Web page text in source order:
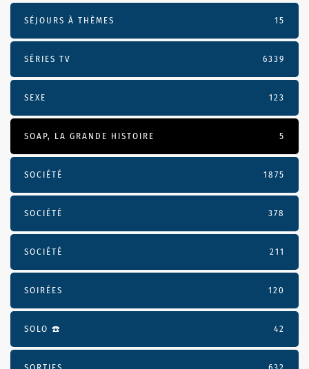
SÉJOURS À THÈMES 15
SÉRIES TV 6339
SEXE 123
SOAP, LA GRANDE HISTOIRE 5
SOCIÉTÉ 1875
SOCIÉTÉ 378
SOCIÉTÉ 211
SOIRÉES 120
SOLO ☎️ 42